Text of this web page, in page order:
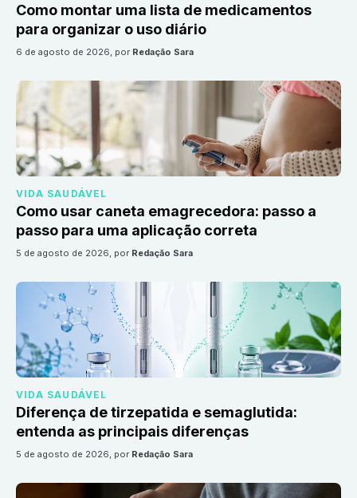
Como montar uma lista de medicamentos
para organizar o uso diário
6 de agosto de 2026, por Redação Sara
VIDA SAUDÁVEL
Como usar caneta emagrecedora: passo a
passo para uma aplicação correta
5 de agosto de 2026, por Redação Sara
VIDA SAUDÁVEL
Diferença de tirzepatida e semaglutida:
entenda as principais diferenças
5 de agosto de 2026, por Redação Sara